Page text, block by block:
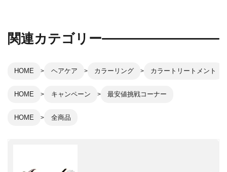
関連カテゴリー
HOME ヘアケア カラーリング カラートリートメント
HOME キャンペーン 最安値挑戦コーナー
HOME 全商品